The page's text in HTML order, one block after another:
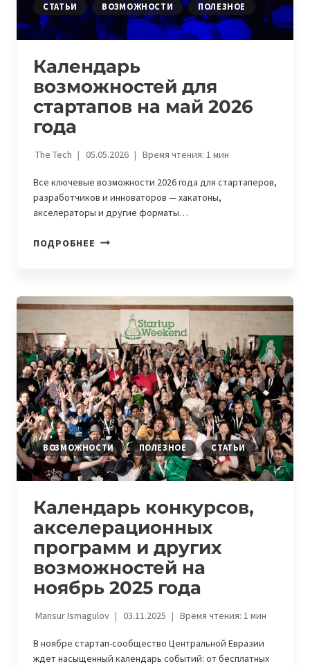
СТАТЬИ ВОЗМОЖНОСТИ ПОЛЕЗНОЕ
Календарь
возможностей для
стартапов на май 2026
года
The Tech 05.05.2026 Время чтения: 1мин
Все ключевые возможности 2026 года для стартаперов,
разработчиков и инноваторов — хакатоны,
акселераторы и другие форматы…
ПОДРОБНЕЕ КАЛЕНДАРЬ
НА
2026
ГОДА
ВОЗМОЖНОСТИ ПОЛЕЗНОЕ СТАТЬИ
Календарь конкурсов,
акселерационных
программ и других
возможностей на
ноябрь 2025 года
Mansur Ismagulov 03.11.2025 Время чтения: 1мин
В ноябре стартап-сообщество Центральной Евразии
ждет насыщенный календарь событий: от бесплатных